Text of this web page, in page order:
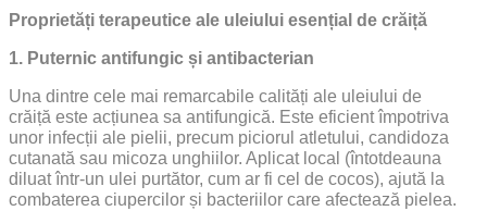
Proprietăți terapeutice ale uleiului esențial de crăiță
1. Puternic antifungic și antibacterian
Una dintre cele mai remarcabile calități ale uleiului de
crăiță este acțiunea sa antifungică. Este eficient împotriva
unor infecții ale pielii, precum piciorul atletului, candidoza
cutanată sau micoza unghiilor. Aplicat local (întotdeauna
diluat într-un ulei purtător, cum ar fi cel de cocos), ajută la
combaterea ciupercilor și bacteriilor care afectează pielea.